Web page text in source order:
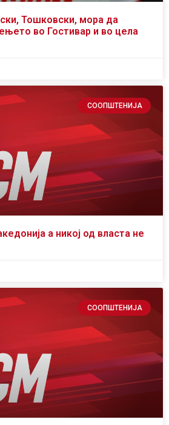
Тошковски, мора да
во Гостивар и во цела
СООПШТЕНИЈА
а никој од власта не
СООПШТЕНИЈА